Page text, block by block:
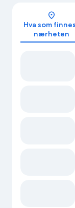
Hva som
nærheten